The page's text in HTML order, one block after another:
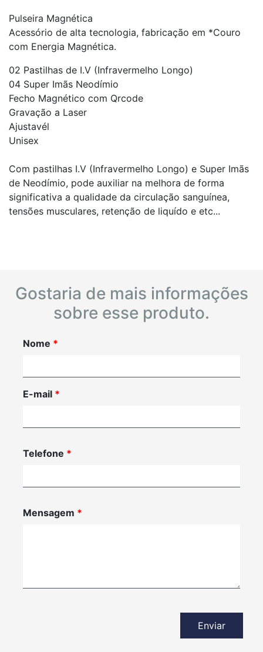
Pulseira Magnética
Acessório de alta tecnologia, fabricação em *Couro
com Energia Magnética.
02 Pastilhas de I.V (Infravermelho Longo)
04 Super Imãs Neodímio
Fecho Magnético com Qrcode
Gravação a Laser
Ajustavél
Unisex
Com pastilhas I.V (Infravermelho Longo) e Super Imãs
de Neodímio, pode auxiliar na melhora de forma
significativa a qualidade da circulação sanguínea,
tensões musculares, retenção de liquído e etc...
Gostaria de mais informações
sobre esse produto.
Nome *
E-mail *
Telefone *
Mensagem *
Enviar